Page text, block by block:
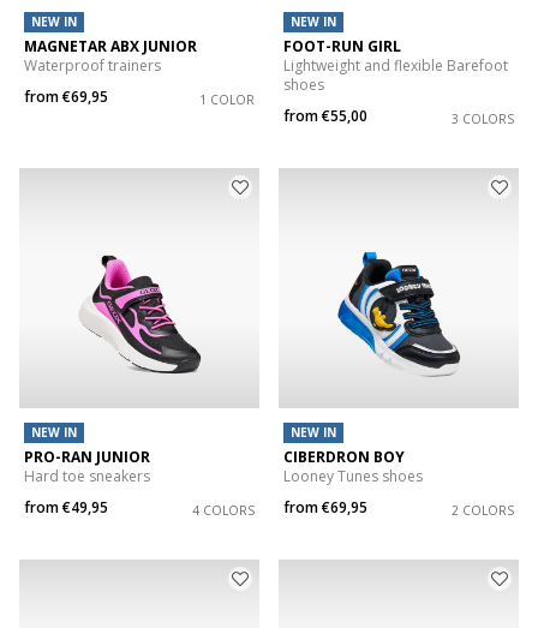
NEW IN
MAGNETAR ABX JUNIOR
Waterproof trainers
from€69,95 1 COLOR
NEW IN
FOOT-RUN GIRL
Lightweight and flexible Barefoot
shoes
from€55,00 3 COLORS
NEW IN
PRO-RAN JUNIOR
Hard toe sneakers
from€49,95 4 COLORS
NEW IN
CIBERDRON BOY
Looney Tunes shoes
from€69,95 2 COLORS